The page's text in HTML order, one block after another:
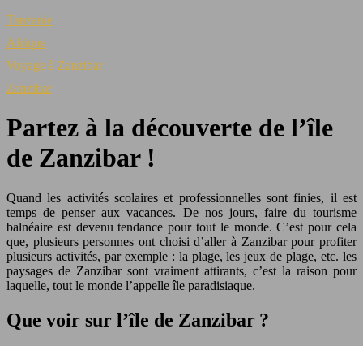
Tanzanie
Afrique
Voyage à Zanzibar
Zanzibar
Partez à la découverte de l’île
de Zanzibar !
Quand les activités scolaires et professionnelles sont finies, il est
temps de penser aux vacances. De nos jours, faire du tourisme
balnéaire est devenu tendance pour tout le monde. C’est pour cela
que, plusieurs personnes ont choisi d’aller à Zanzibar pour profiter
plusieurs activités, par exemple : la plage, les jeux de plage, etc. les
paysages de Zanzibar sont vraiment attirants, c’est la raison pour
laquelle, tout le monde l’appelle île paradisiaque.
Que voir sur l’île de Zanzibar ?